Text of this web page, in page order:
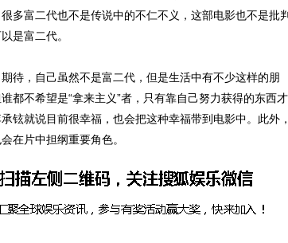
多富二代也不是传说中的不仁不义，这部电影也不是批判
是富二代。
，自己虽然不是富二代，但是生活中有不少这样的朋
都不希望是“拿来主义”者，只有靠自己努力获得的东西才
铉就说目前很幸福，也会把这种幸福带到电影中。此外，
在片中担纲重要角色。